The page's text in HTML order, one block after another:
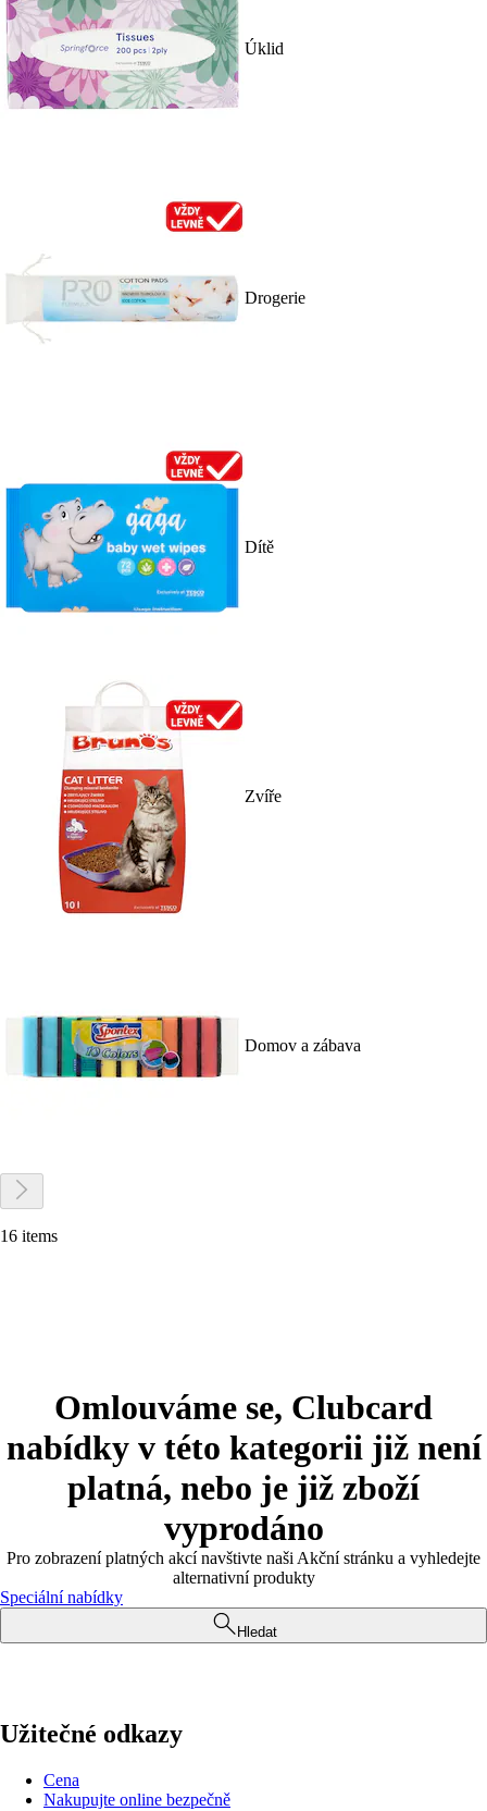
Úklid
Drogerie
Dítě
Zvíře
Domov a zábava
16 items
Omlouváme se, Clubcard
nabídky v této kategorii již není
platná, nebo je již zboží
vyprodáno
Pro zobrazení platných akcí navštivte naši Akční stránku a vyhledejte
alternativní produkty
Speciální nabídky
Hledat
Užitečné odkazy
Cena
Nakupujte online bezpečně